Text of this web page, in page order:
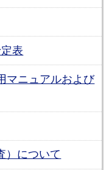
表
マニュアルおよび
）について